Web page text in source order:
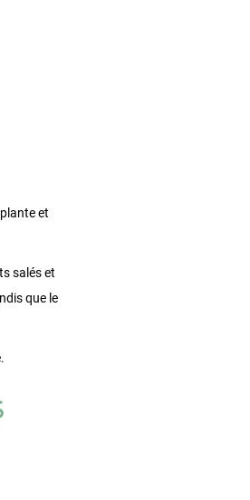
et
salés et
que le